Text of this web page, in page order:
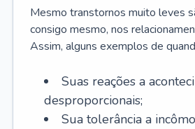
Mesmo transtornos muito leves
consigo mesmo, nos
Assim, alguns exemplos de
Suas reações a
desproporcionais;
Sua tolerância a